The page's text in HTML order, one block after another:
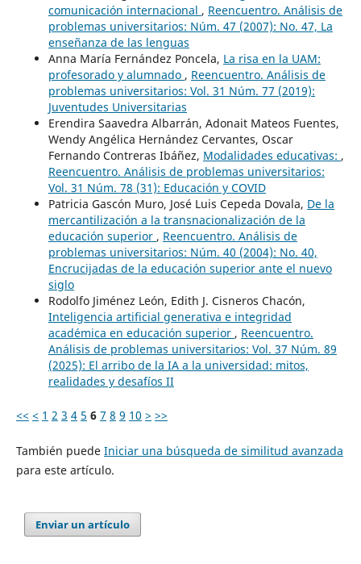
comunicación internacional , Reencuentro. Análisis de
problemas universitarios: Núm. 47 (2007): No. 47, La
enseñanza de las lenguas
Anna María Fernández Poncela, La risa en la UAM:
profesorado y alumnado , Reencuentro. Análisis de
problemas universitarios: Vol. 31 Núm. 77 (2019):
Juventudes Universitarias
Erendira Saavedra Albarrán, Adonait Mateos Fuentes,
Wendy Angélica Hernández Cervantes, Oscar
Fernando Contreras Ibáñez, Modalidades educativas: ,
Reencuentro. Análisis de problemas universitarios:
Vol. 31 Núm. 78 (31): Educación y COVID
Patricia Gascón Muro, José Luis Cepeda Dovala, De la
mercantilización a la transnacionalización de la
educación superior , Reencuentro. Análisis de
problemas universitarios: Núm. 40 (2004): No. 40,
Encrucijadas de la educación superior ante el nuevo
siglo
Rodolfo Jiménez León, Edith J. Cisneros Chacón,
Inteligencia artificial generativa e integridad
académica en educación superior , Reencuentro.
Análisis de problemas universitarios: Vol. 37 Núm. 89
(2025): El arribo de la IA a la universidad: mitos,
realidades y desafíos II
<< < 1 2 3 4 5 6 7 8 9 10 > >>
También puede Iniciar una búsqueda de similitud avanzada
para este artículo.
Enviar un artículo